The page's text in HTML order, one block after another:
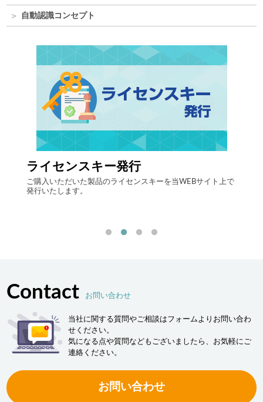
自動認識コンセプト
WEBサイト上で
自律走行搬送ロボット AMR
最先端のインテリジェントロボットソリューションで製
Contact お問い合わせ
当社に関する質問やご相談はフォームよりお問い合わ
せください。
気になる点や質問などもございましたら、お気軽にご
連絡ください。
お問い合わせ